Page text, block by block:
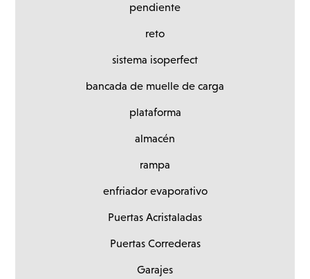
pendiente
reto
sistema isoperfect
bancada de muelle de carga
plataforma
almacén
rampa
enfriador evaporativo
Puertas Acristaladas
Puertas Correderas
Garajes